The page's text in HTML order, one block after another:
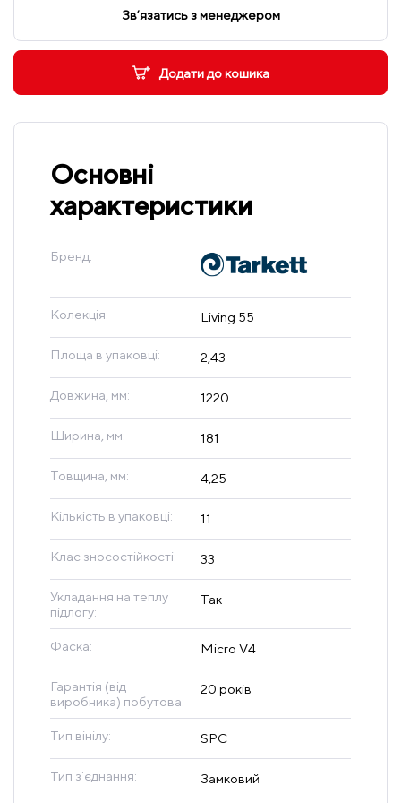
Додати до кошика
Звʼязатись з менеджером
Основні
характеристики
Бренд:
Колекція: Living 55
Площа в упаковці: 2,43
Довжина, мм: 1220
Ширина, мм: 181
Товщина, мм: 4,25
Кількість в упаковці: 11
Клас зносостійкості: 33
Укладання на теплу
підлогу:
Так
Фаска: Micro V4
Гарантія (від
виробника) побутова:
20 років
Тип вінілу: SPC
Тип зʼєднання: Замковий